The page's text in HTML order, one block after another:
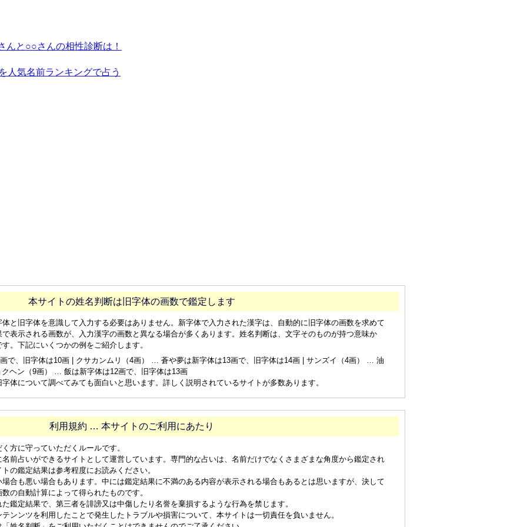
んと○○さんの相性診断は！
人気名前ランキングで占う
本サイトの姓名判断は旧字体の画数で鑑定します
と旧字体を意識して入力する必要はありません。新字体で入力された漢字は、自動的に旧字体の画数を求めて
表示される画数が、入力漢字の画数と異なる場合が多くあります。姓名判断は、文字そのものが持つ意味か
。下記にいくつかの例をご紹介します。
で、旧字体は10画 | クサカンムリ（4画） … 蒼や夢は新字体は13画で、旧字体は14画 | サンズイ（4画） … 油
ヘン（9画） … 飯は新字体は12画で、旧字体は13画
体について調べてみても面白いと思います。詳しく説明されているサイトが多数あります。
利用規約 … 本サイトのご利用にあたり
方に守っていただくルールです。
名前占いができるサイトとして運営しています。専門的な占いは、名前だけでなくさまざまな角度から鑑定され
の鑑定結果は参考程度にお読みください。
合も悪い場合もあります。中には鑑定結果に不満のある内容が表示される場合もあるとは思いますが、決して
の自動計算によって得られたものです。
鑑定結果で、第三者を誹謗又は中傷したり名誉を棄損するような行為を禁じます。
ンンツを利用したことで発生したトラブルや損害について、本サイトは一切責任を負いません。